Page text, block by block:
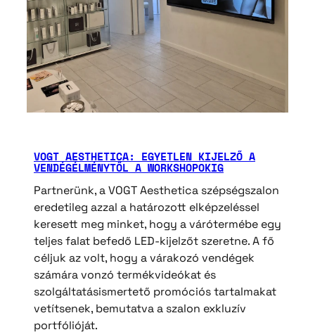
VOGT AESTHETICA: EGYETLEN KIJELZŐ A
VENDÉGÉLMÉNYTŐL A WORKSHOPOKIG
Partnerünk, a VOGT Aesthetica szépségszalon
eredetileg azzal a határozott elképzeléssel
keresett meg minket, hogy a várótermébe egy
teljes falat befedő LED-kijelzőt szeretne. A fő
céljuk az volt, hogy a várakozó vendégek
számára vonzó termékvideókat és
szolgáltatásismertető promóciós tartalmakat
vetítsenek, bemutatva a szalon exkluzív
portfólióját.